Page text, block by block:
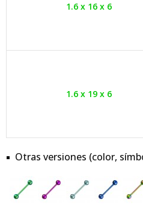
1.6 x 16 x 6
1.6 x 19 x 6
Otras versiones (color,